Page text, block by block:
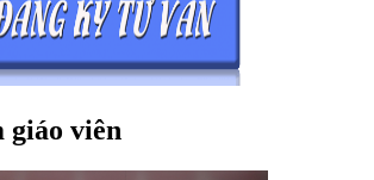
giáo viên